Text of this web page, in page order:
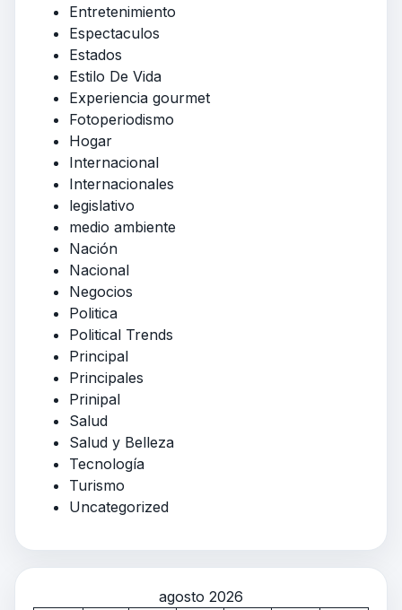
Entretenimiento
Espectaculos
Estados
Estilo De Vida
Experiencia gourmet
Fotoperiodismo
Hogar
Internacional
Internacionales
legislativo
medio ambiente
Nación
Nacional
Negocios
Politica
Political Trends
Principal
Principales
Prinipal
Salud
Salud y Belleza
Tecnología
Turismo
Uncategorized
agosto 2026